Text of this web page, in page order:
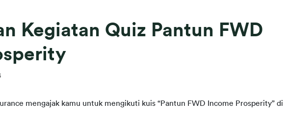
Kegiatan Quiz Pantun FWD
mengajak kamu untuk mengikuti kuis “Pantun FWD Income Prosperity” di